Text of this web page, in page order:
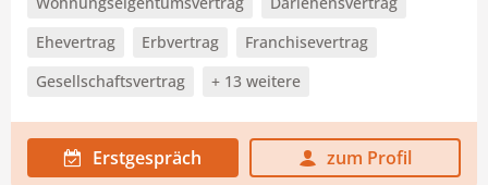
Ehevertrag
Erbvertrag
Franchisevertrag
Gesellschaftsvertrag
+ 13 weitere
Erstgespräch zum Profil